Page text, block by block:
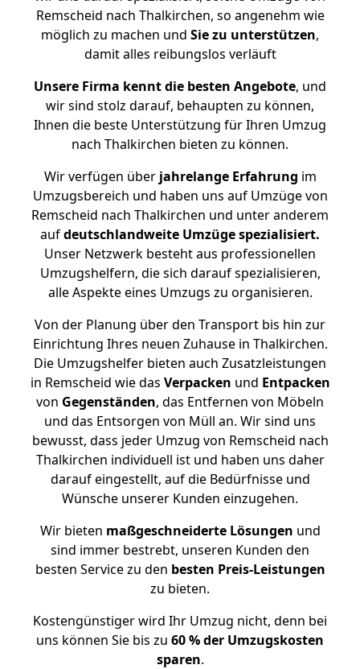
Remscheid nach Thalkirchen, so angenehm wie
möglich zu machen und Sie zu unterstützen,
damit alles reibungslos verläuft
Unsere Firma kennt die besten Angebote, und
wir sind stolz darauf, behaupten zu können,
Ihnen die beste Unterstützung für Ihren Umzug
nach Thalkirchen bieten zu können.
Wir verfügen überjahrelange Erfahrung im
Umzugsbereich und haben uns auf Umzüge von
Remscheid nach Thalkirchen und unter anderem
aufdeutschlandweite Umzüge spezialisiert.
Unser Netzwerk besteht aus professionellen
Umzugshelfern, die sich darauf spezialisieren,
alle Aspekte eines Umzugs zu organisieren.
Von der Planung über den Transport bis hin zur
Einrichtung Ihres neuen Zuhause in Thalkirchen.
Die Umzugshelfer bieten auch Zusatzleistungen
in Remscheid wie das Verpacken und Entpacken
von Gegenständen, das Entfernen von Möbeln
und das Entsorgen von Müll an. Wir sind uns
bewusst, dass jeder Umzug von Remscheid nach
Thalkirchen individuell ist und haben uns daher
darauf eingestellt, auf die Bedürfnisse und
Wünsche unserer Kunden einzugehen.
Wir bieten maßgeschneiderte Lösungen und
sind immer bestrebt, unseren Kunden den
besten Service zu den besten Preis-Leistungen
zu bieten.
Kostengünstiger wird Ihr Umzug nicht, denn bei
uns können Sie bis zu 60 % der Umzugskosten
sparen.